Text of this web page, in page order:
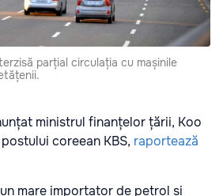
parțial circulația cu mașinile
ministrul finanțelor țării, Koo
coreean KBS, raportează
mare importator de petrol și